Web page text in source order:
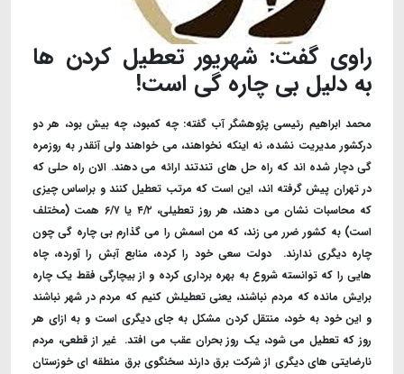
راوی گفت: شهریور تعطیل کردن ها
به دلیل بی چاره گی است!
محمد ابراهیم رئیسی پژوهشگر آب گفته: چه کمبود، چه بیش بود، هر دو
درکشور مدیریت نشده، نه اینکه نخواهند، می خواهند ولی آنقدر به روزمره
گی دچار شده اند که راه حل های تندتند ارائه می دهند. الان راه حلی که
در تهران پیش گرفته اند، این است که مرتب تعطیل کنند و براساس چیزی
که محاسبات نشان می دهند، هر روز تعطیلی، ۴/۲ یا ۶/۷ همت (مختلف
است) به کشور ضرر می زند، که من اسمش را می گذارم بی چاره گی چون
چاره دیگری ندارند. ‌ دولت سعی خود را کرده، منابع آبش را آورده، چاه
هایی را که توانسته شروع به بهره برداری کرده و از بیچارگی فقط یک چاره
برایش مانده که مردم نباشند، یعنی تعطیلش کنیم که مردم در شهر نباشند
و این خود به خود، منتقل کردن مشکل به جای دیگری است و به ازای هر
روز که تعطیل می شود، یک روز بحران عقب می افتد. ‌ غیر از قطعی، مردم
نارضایتی های دیگری از شرکت برق دارند سخنگوی برق منطقه ای خوزستان